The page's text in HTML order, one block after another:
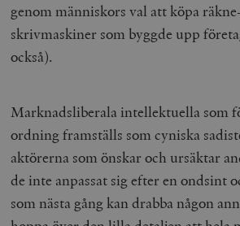
genom människors val att köpa
skrivmaskiner som byggde upp
också).
Marknadsliberala intellektuella som
ordning framställs som cyniska
aktörerna som önskar och ursäktar
de inte anpassat sig efter en ondsint
som nästa gång kan drabba någon